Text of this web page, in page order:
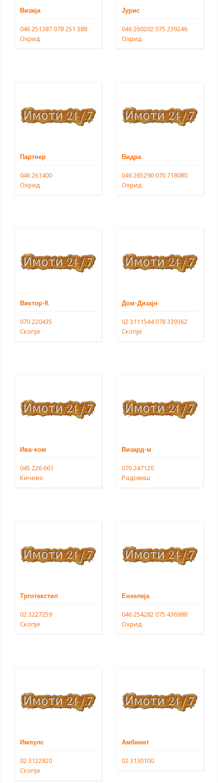
Визија
046 251387078 251 388
Охрид
Јурис
046 260202075 239246
Охрид
Партнер
046 261400
Охрид
Видра
046 265290070 718080
Охрид
Виктор-К
070 220435
Скопје
Дом-Дизајн
02 3111544078 339362
Скопје
Ива-ком
045 226 661
Кичево
Визард-м
070 247120
Радовиш
Трготекстил
02 3227259
Скопје
Енхелеја
046 254282075 436988
Охрид
Импулс
02 3122820
Скопје
Амбиент
02 3130100